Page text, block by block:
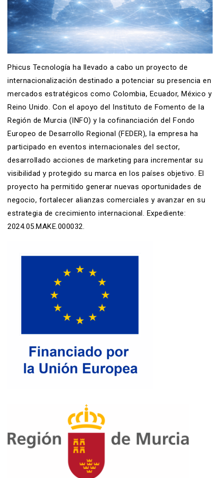
Phicus Tecnología ha llevado a cabo un proyecto de
internacionalización destinado a potenciar su presencia en
mercados estratégicos como Colombia, Ecuador, México y
Reino Unido. Con el apoyo del Instituto de Fomento de la
Región de Murcia (INFO) y la cofinanciación del Fondo
Europeo de Desarrollo Regional (FEDER), la empresa ha
participado en eventos internacionales del sector,
desarrollado acciones de marketing para incrementar su
visibilidad y protegido su marca en los países objetivo. El
proyecto ha permitido generar nuevas oportunidades de
negocio, fortalecer alianzas comerciales y avanzar en su
estrategia de crecimiento internacional. Expediente:
2024.05.MAKE.000032.